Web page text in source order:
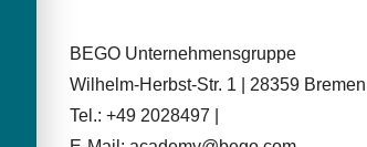
BEGO Unternehmensgruppe
Wilhelm-Herbst-Str. 1 | 28359 Bremen |
Tel.: +49 2028497 |